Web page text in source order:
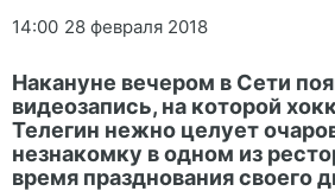
14:00 28 февраля 2018
Накануне вечером в Сети
видеозапись, на которой
Телегин нежно целует
незнакомку в одном из
время празднования своего